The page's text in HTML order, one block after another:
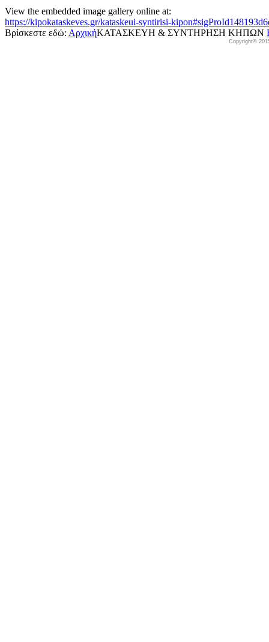
View the embedded image gallery online at:
https://kipokataskeves.gr/kataskeui-syntirisi-
Βρίσκεστε εδώ: ΑρχικήΚΑΤΑΣΚΕΥΗ & ΣΥΝΤΗΡΗΣΗ ΚΗΠΩΝ
Copyright©